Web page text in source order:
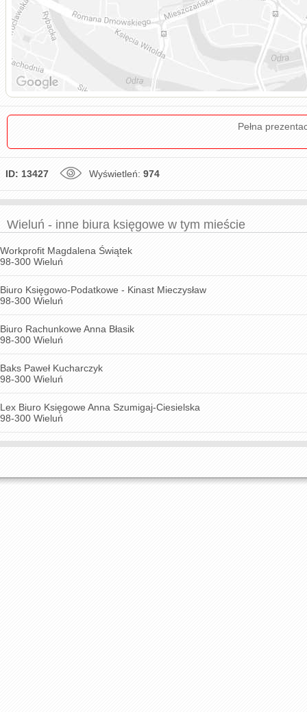
Pełna
ID: 13427 Wyświetleń: 974
Wieluń - inne biura księgowe w tym mieście
Workprofit Magdalena Świątek
98-300 Wieluń
Biuro Księgowo-Podatkowe - Kinast Mieczysław
98-300 Wieluń
Biuro Rachunkowe Anna Błasik
98-300 Wieluń
Baks Paweł Kucharczyk
98-300 Wieluń
Lex Biuro Księgowe Anna Szumigaj-Ciesielska
98-300 Wieluń